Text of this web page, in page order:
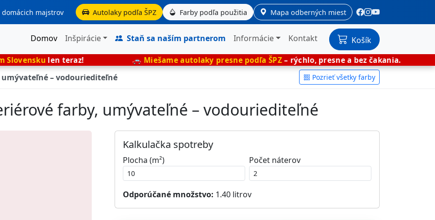
majstrov Autolaky podľa ŠPZ Farby podľa použitia Mapa odberných miest
Domov Inšpirácie Staň sa naším partnerom Informácie Kontakt Košík
teraz! 🚗 Miešame autolaky presne podľa ŠPZ– rýchlo, presne a bez čakania. 🎨
– vodouriediteľné Pozrieť všetky farby
farby, umývateľné – vodouriediteľné
Kalkulačka spotreby
Plocha (m²) Počet náterov
Odporúčané množstvo: 1.40 litrov